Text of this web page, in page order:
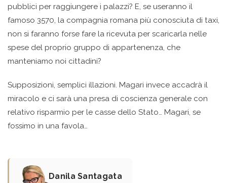
pubblici per raggiungere i palazzi? E, se useranno il
famoso 3570, la compagnia romana più conosciuta di taxi,
non si faranno forse fare la ricevuta per scaricarla nelle
spese del proprio gruppo di appartenenza, che
manteniamo noi cittadini?
Supposizioni, semplici illazioni. Magari invece accadrà il
miracolo e ci sarà una presa di coscienza generale con
relativo risparmio per le casse dello Stato… Magari, se
fossimo in una favola…
Danila Santagata